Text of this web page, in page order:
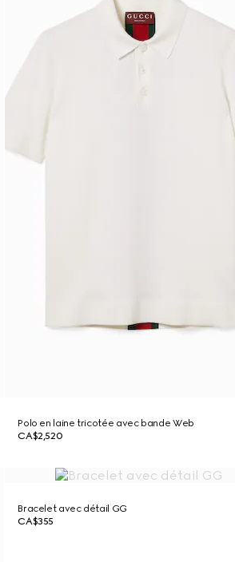
Polo en laine tricotée avec bande Web
CA$2,520
Bracelet avec détail GG
CA$355